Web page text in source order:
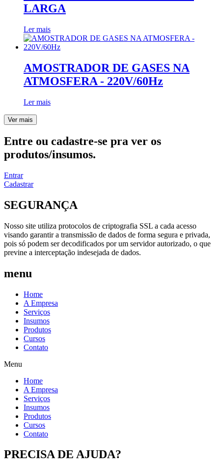
LARGA
Ler mais
AMOSTRADOR DE GASES NA
ATMOSFERA - 220V/60Hz
Ler mais
Ver mais
Entre ou cadastre-se pra ver os
produtos/insumos.
Entrar
Cadastrar
SEGURANÇA
Nosso site utiliza protocolos de criptografia SSL a cada acesso
visando garantir a transmissão de dados de forma segura e privada,
pois só podem ser decodificados por um servidor autorizado, o que
previne a interceptação indesejada de dados.
menu
Home
A Empresa
Serviços
Insumos
Produtos
Cursos
Contato
Menu
Home
A Empresa
Serviços
Insumos
Produtos
Cursos
Contato
PRECISA DE AJUDA?